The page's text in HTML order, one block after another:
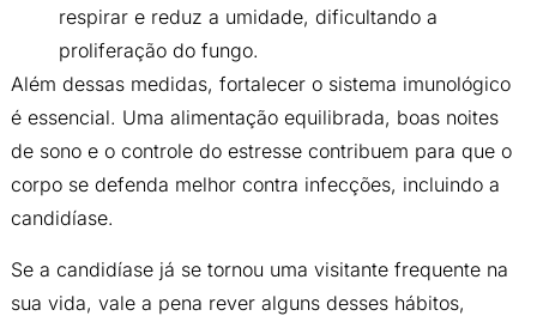
respirar e reduz a umidade, dificultando a
proliferação do fungo.
Além dessas medidas, fortalecer o sistema imunológico
é essencial. Uma alimentação equilibrada, boas noites
de sono e o controle do estresse contribuem para que o
corpo se defenda melhor contra infecções, incluindo a
candidíase.
Se a candidíase já se tornou uma visitante frequente na
sua vida, vale a pena rever alguns desses hábitos,